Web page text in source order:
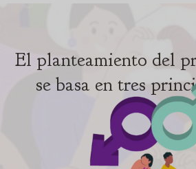
El planteamiento del
se basa en tres